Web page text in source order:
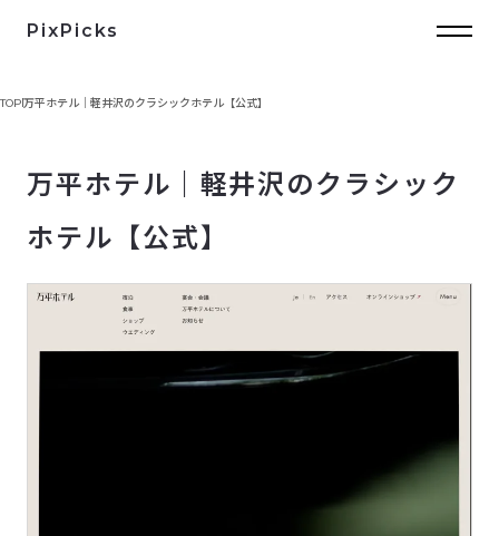
PixPicks
TOP万平ホテル｜軽井沢のクラシックホテル【公式】
万平ホテル｜軽井沢のクラシック
ホテル【公式】